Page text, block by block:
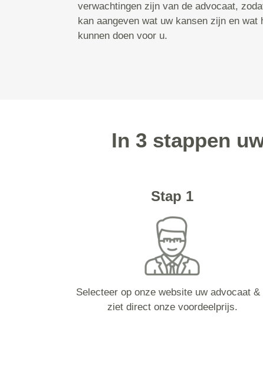
verwachtingen zijn van de advocaat,
kan aangeven wat uw kansen zijn en
kunnen doen voor u.
In 3 stappen
Stap 1
Selecteer op onze website uw advocaat &
ziet direct onze voordeelprijs.